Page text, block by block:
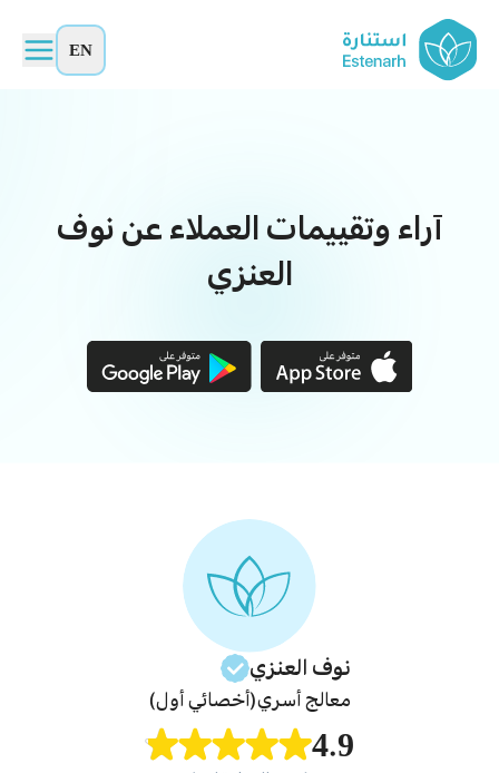
EN
آراء وتقييمات العملاء عن نوف
العنزي
نوف العنزي
معالج أسري(أخصائي أول)
4.9